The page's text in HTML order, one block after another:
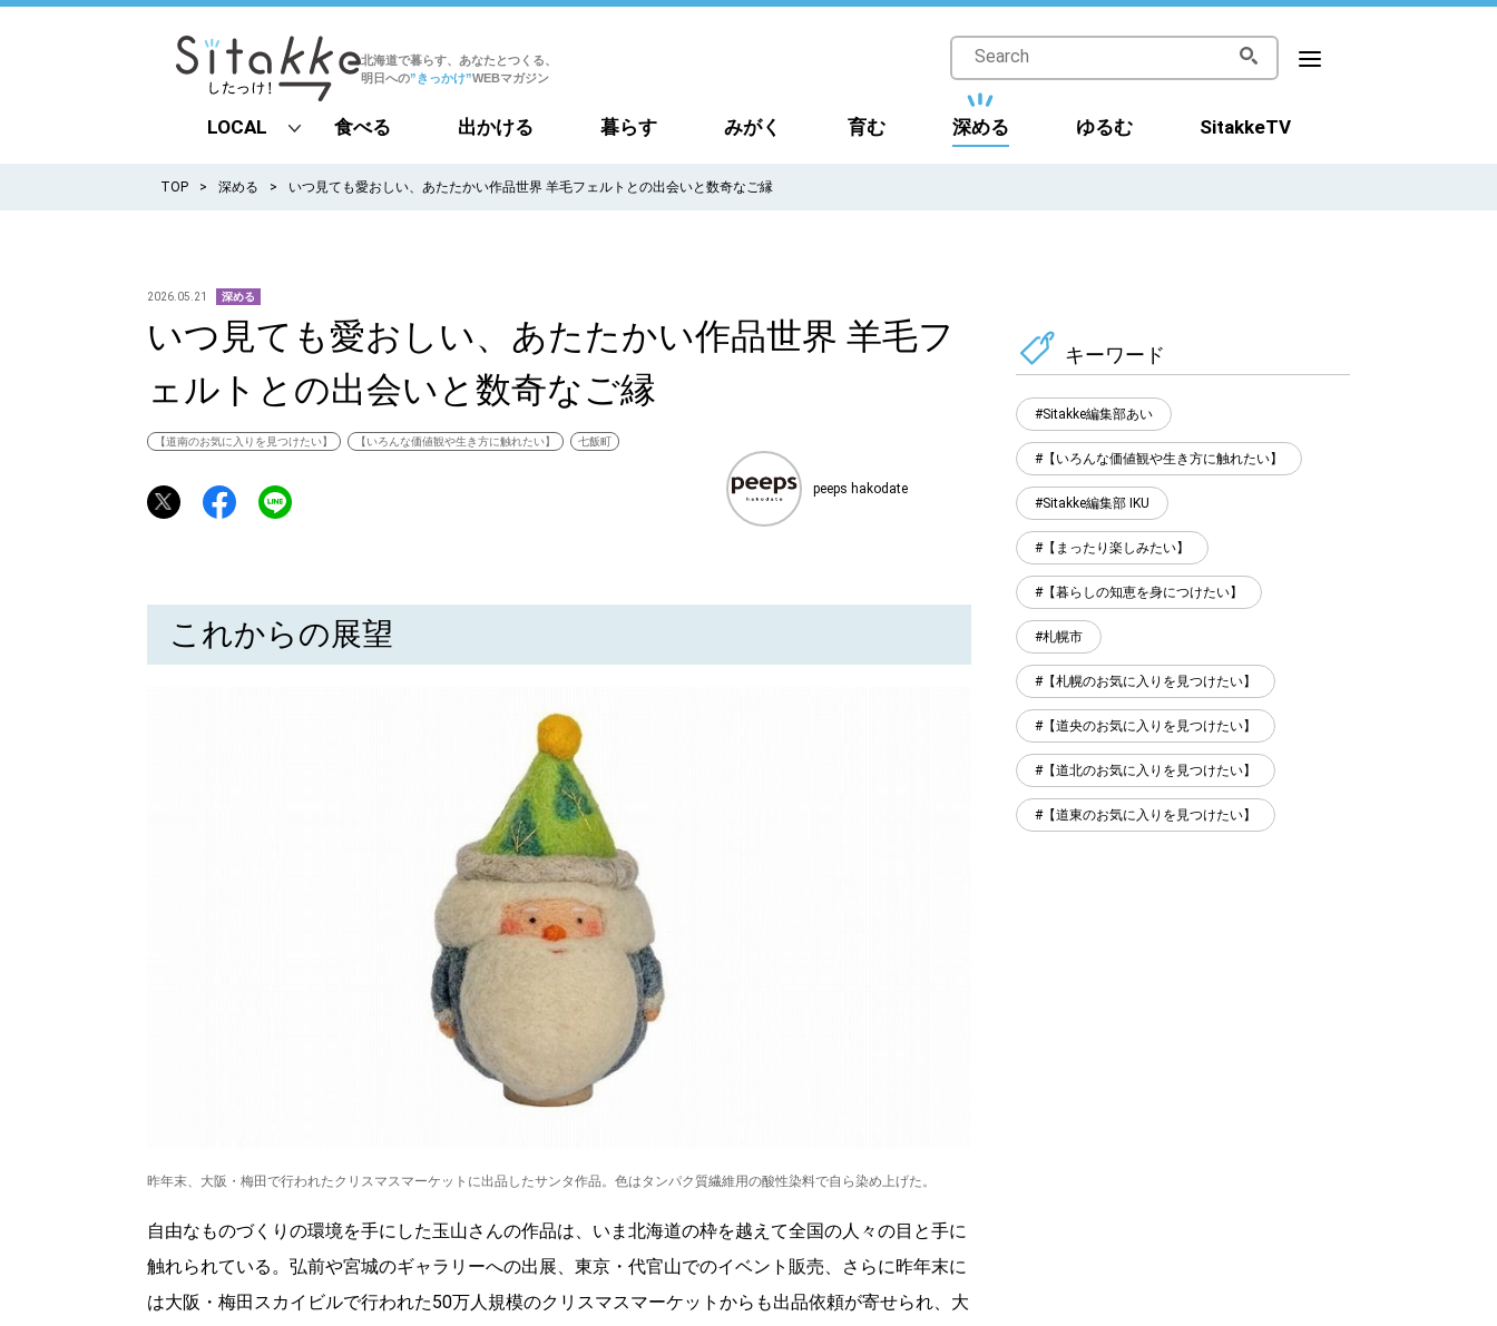
北海道で暮らす、あなたとつくる、
明日への”きっかけ”WEBマガジン
LOCAL
all
道北
道南
道東
道央
食べる 出かける 暮らす みがく 育む 深める ゆるむ SitakkeTV
TOP 深める いつ見ても愛おしい、あたたかい作品世界 羊毛フェルトとの出会いと数奇なご縁
2026.05.21 深める
いつ見ても愛おしい、あたたかい作品世界 羊毛フ
ェルトとの出会いと数奇なご縁
【道南のお気に入りを見つけたい】 【いろんな価値観や生き方に触れたい】 七飯町
peeps hakodate
これからの展望
昨年末、大阪・梅田で行われたクリスマスマーケットに出品したサンタ作品。色はタンパク質繊維用の酸性染料で自ら染め上げた。
自由なものづくりの環境を手にした玉山さんの作品は、いま北海道の枠を越えて全国の人々の目と手に
触れられている。弘前や宮城のギャラリーへの出展、東京・代官山でのイベント販売、さらに昨年末に
は大阪・梅田スカイビルで行われた50万人規模のクリスマスマーケットからも出品依頼が寄せられ、大
キーワード
Sitakke編集部あい
【いろんな価値観や生き方に触れたい】
Sitakke編集部 IKU
【まったり楽しみたい】
【暮らしの知恵を身につけたい】
札幌市
【札幌のお気に入りを見つけたい】
【道央のお気に入りを見つけたい】
【道北のお気に入りを見つけたい】
【道東のお気に入りを見つけたい】